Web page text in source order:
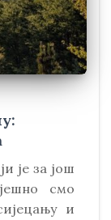
је за још
смо
и